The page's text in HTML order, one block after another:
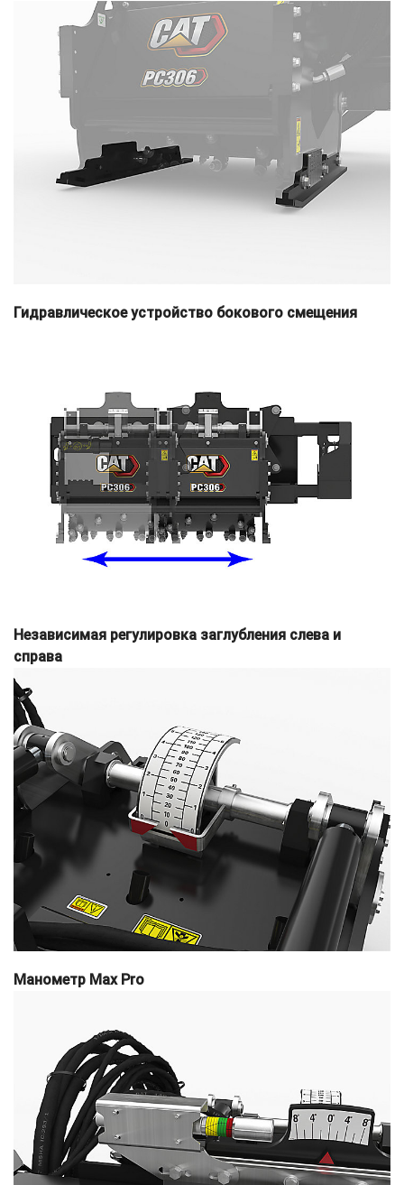
Гидравлическое устройство бокового смещения
Независимая регулировка заглубления слева и
справа
Манометр Max Pro